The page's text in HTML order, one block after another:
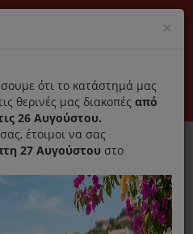
Εγγραφή Εταιρεία Επικοινωνία
0
×
ότι το κατάστημά μας
θερινές μας διακοπές από
26 Αυγούστου.
έτοιμοι να σας
27 Αυγούστου στο